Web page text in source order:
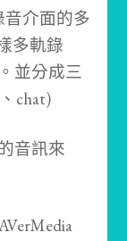
音介面的多
多軌錄
並分成三
chat)
音訊來